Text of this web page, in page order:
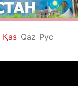
Қаз Qaz Рус